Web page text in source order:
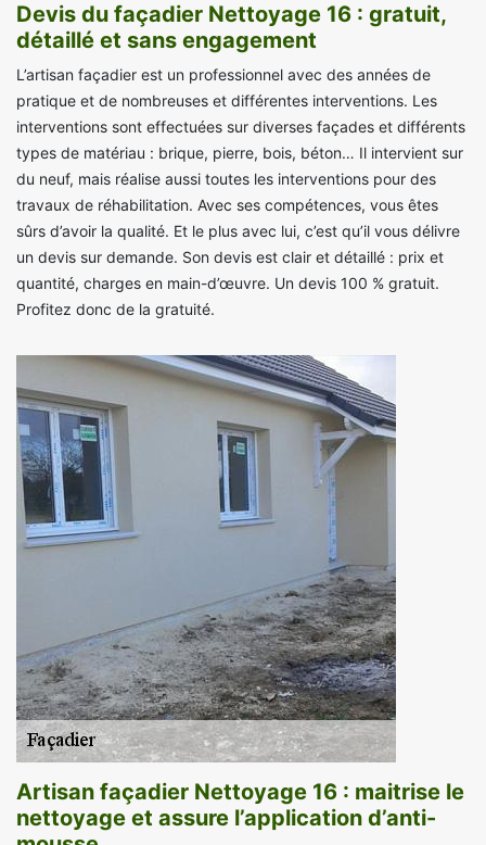
Devis du façadier Nettoyage 16 : gratuit,
détaillé et sans engagement
L’artisan façadier est un professionnel avec des années de
pratique et de nombreuses et différentes interventions. Les
interventions sont effectuées sur diverses façades et différents
types de matériau : brique, pierre, bois, béton… Il intervient sur
du neuf, mais réalise aussi toutes les interventions pour des
travaux de réhabilitation. Avec ses compétences, vous êtes
sûrs d’avoir la qualité. Et le plus avec lui, c’est qu’il vous délivre
un devis sur demande. Son devis est clair et détaillé : prix et
quantité, charges en main-d’œuvre. Un devis 100 % gratuit.
Profitez donc de la gratuité.
Artisan façadier Nettoyage 16 : maitrise le
nettoyage et assure l’application d’anti-